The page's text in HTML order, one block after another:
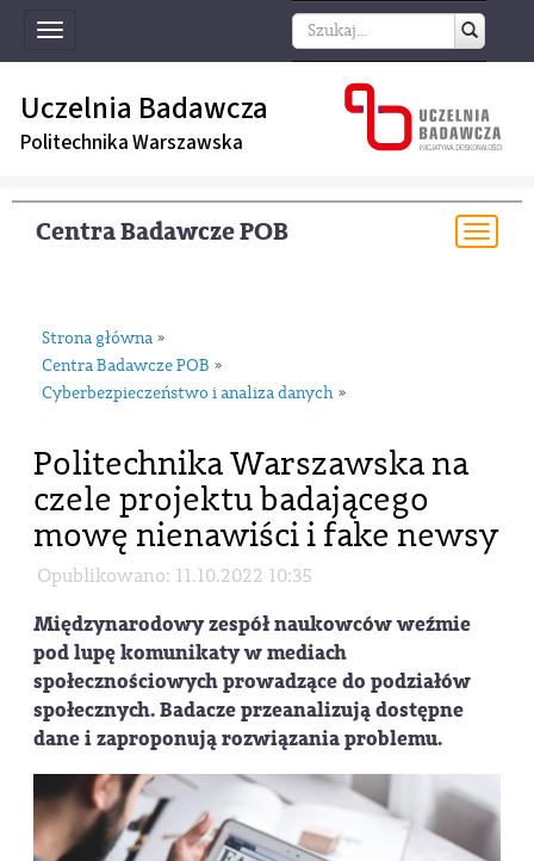
Toggle
navigation
Uczelnia Badawcza
Politechnika Warszawska
Centra Badawcze POB
Strona główna »
Centra Badawcze POB »
Cyberbezpieczeństwo i analiza danych »
Politechnika Warszawska na
czele projektu badającego
mowę nienawiści i fake newsy
Opublikowano: 11.10.2022 10:35
Międzynarodowy zespół naukowców weźmie
pod lupę komunikaty w mediach
społecznościowych prowadzące do podziałów
społecznych. Badacze przeanalizują dostępne
dane i zaproponują rozwiązania problemu.